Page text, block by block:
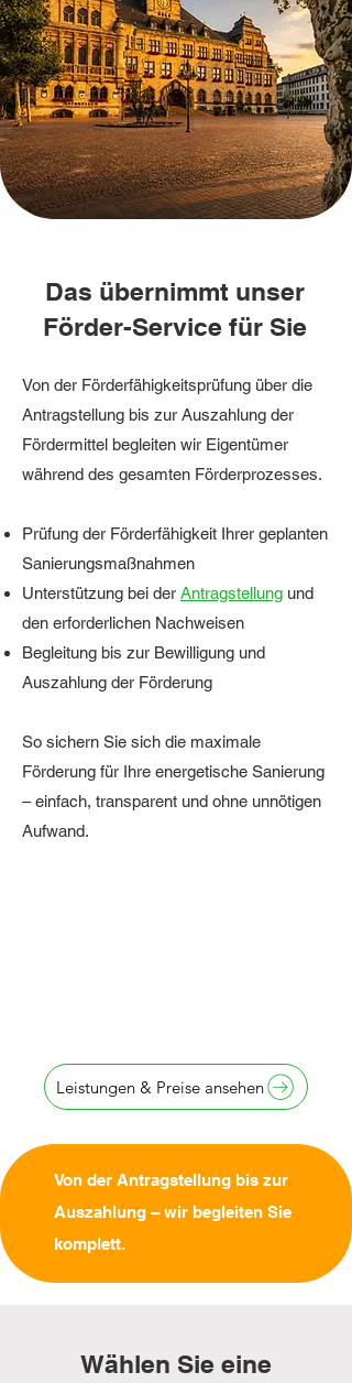
Das übernimmt unser
Förder-Service für Sie
Von der Förderfähigkeitsprüfung über die
Antragstellung bis zur Auszahlung der
Fördermittel begleiten wir Eigentümer
während des gesamten Förderprozesses.
Prüfung der Förderfähigkeit Ihrer geplanten
Sanierungsmaßnahmen
Unterstützung bei der Antragstellung und
den erforderlichen Nachweisen
Begleitung bis zur Bewilligung und
Auszahlung der Förderung
So sichern Sie sich die maximale
Förderung für Ihre energetische Sanierung
– einfach, transparent und ohne unnötigen
Aufwand.
Leistungen & Preise ansehen
Von der Antragstellung bis zur
Auszahlung – wir begleiten Sie
komplett.
Wählen Sie eine